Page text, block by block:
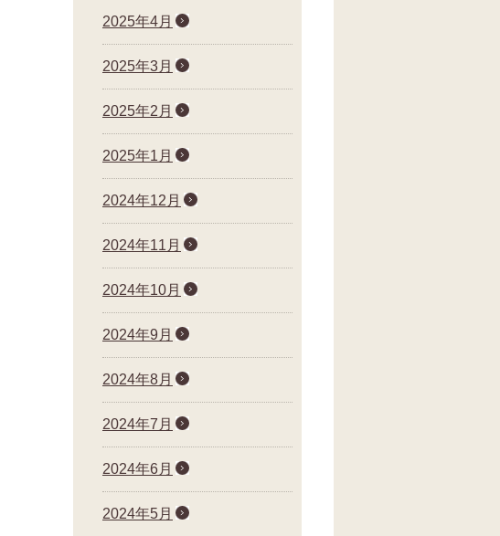
2025年4月
2025年3月
2025年2月
2025年1月
2024年12月
2024年11月
2024年10月
2024年9月
2024年8月
2024年7月
2024年6月
2024年5月